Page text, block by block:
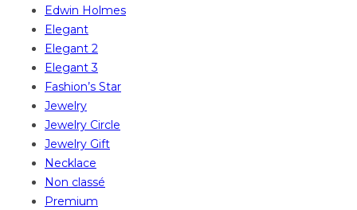
Edwin Holmes
Elegant
Elegant 2
Elegant 3
Fashion’s Star
Jewelry
Jewelry Circle
Jewelry Gift
Necklace
Non classé
Premium